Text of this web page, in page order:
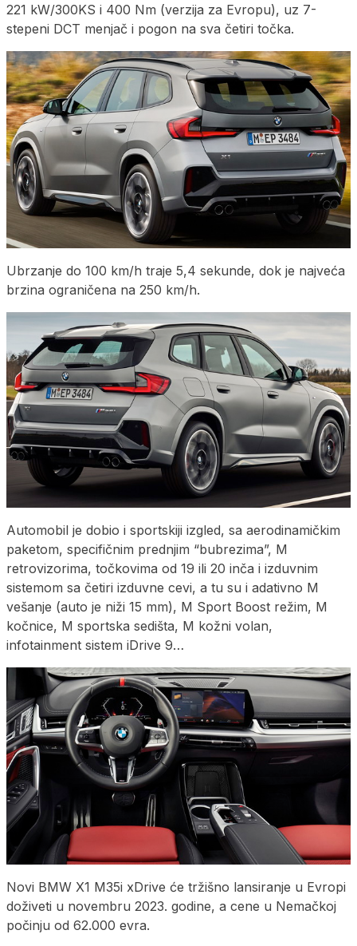
221 kW/300KS i 400 Nm (verzija za Evropu), uz 7-
stepeni DCT menjač i pogon na sva četiri točka.
Ubrzanje do 100 km/h traje 5,4 sekunde, dok je najveća
brzina ograničena na 250 km/h.
Automobil je dobio i sportskiji izgled, sa aerodinamičkim
paketom, specifičnim prednjim “bubrezima”, M
retrovizorima, točkovima od 19 ili 20 inča i izduvnim
sistemom sa četiri izduvne cevi, a tu su i adativno M
vešanje (auto je niži 15 mm), M Sport Boost režim, M
kočnice, M sportska sedišta, M kožni volan,
infotainment sistem iDrive 9…
Novi BMW X1 M35i xDrive će tržišno lansiranje u Evropi
doživeti u novembru 2023. godine, a cene u Nemačkoj
počinju od 62.000 evra.